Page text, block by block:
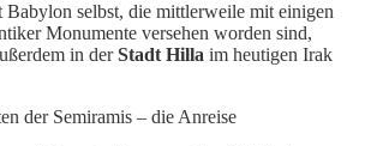
Babylon selbst, die mittlerweile mit einigen
Monumente versehen worden sind,
in derStadt Hilla im heutigen Irak
der Semiramis – die Anreise